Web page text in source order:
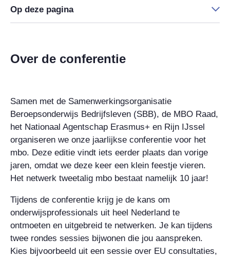
Op deze pagina
Over de conferentie
Samen met de Samenwerkingsorganisatie
Beroepsonderwijs Bedrijfsleven (SBB), de MBO Raad,
het Nationaal Agentschap Erasmus+ en Rijn IJssel
organiseren we onze jaarlijkse conferentie voor het
mbo. Deze editie vindt iets eerder plaats dan vorige
jaren, omdat we deze keer een klein feestje vieren.
Het netwerk tweetalig mbo bestaat namelijk 10 jaar!
Tijdens de conferentie krijg je de kans om
onderwijsprofessionals uit heel Nederland te
ontmoeten en uitgebreid te netwerken. Je kan tijdens
twee rondes sessies bijwonen die jou aanspreken.
Kies bijvoorbeeld uit een sessie over EU consultaties,